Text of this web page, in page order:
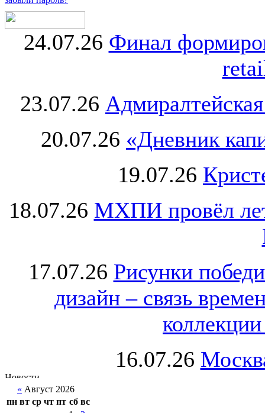
24.07.26 Финал
23.07.26
20.07.26 «Дневник
19.07.26
18.07.26 МХПИ провёл
17.07.26 Рисунки
дизайн – связь
16.07.26
« Август 2026
пн вт ср чт пт сб вс